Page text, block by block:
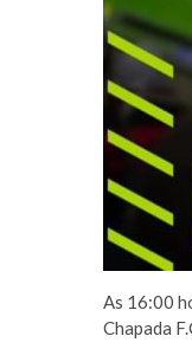
As 16:00
Chapada